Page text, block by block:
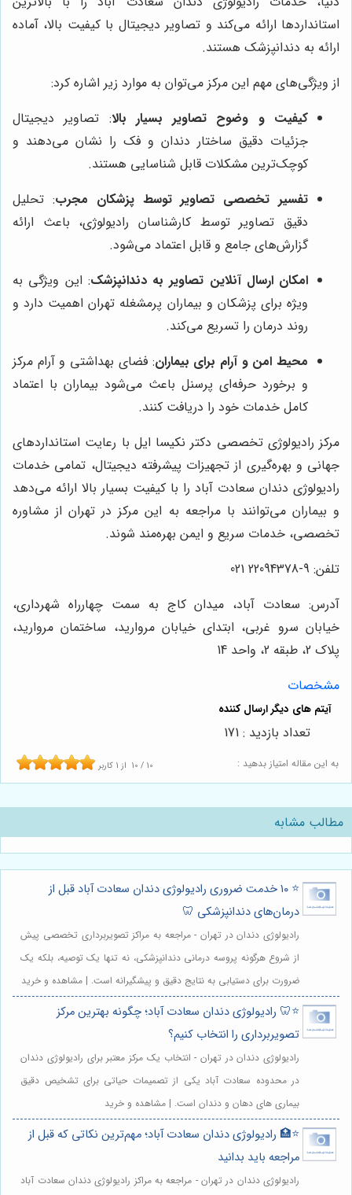
استانداردها ارائه می‌کند و تصاویر دیجیتال با کیفیت بالا، آماده
ارائه به دندانپزشک هستند.
از ویژگی‌های مهم این مرکز می‌توان به موارد زیر اشاره کرد:
کیفیت و وضوح تصاویر بسیار بالا: تصاویر دیجیتال
جزئیات دقیق ساختار دندان و فک را نشان می‌دهند و
کوچک‌ترین مشکلات قابل شناسایی هستند.
تفسیر تخصصی تصاویر توسط پزشکان مجرب: تحلیل
دقیق تصاویر توسط کارشناسان رادیولوژی، باعث ارائه
گزارش‌های جامع و قابل اعتماد می‌شود.
امکان ارسال آنلاین تصاویر به دندانپزشک: این ویژگی به
ویژه برای پزشکان و بیماران پرمشغله تهران اهمیت دارد و
روند درمان را تسریع می‌کند.
محیط امن و آرام برای بیماران: فضای بهداشتی و آرام مرکز
و برخورد حرفه‌ای پرسنل باعث می‌شود بیماران با اعتماد
کامل خدمات خود را دریافت کنند.
مرکز رادیولوژی تخصصی دکتر نکیسا ایل با رعایت استانداردهای
جهانی و بهره‌گیری از تجهیزات پیشرفته دیجیتال، تمامی خدمات
رادیولوژی دندان سعادت آباد را با کیفیت بسیار بالا ارائه می‌دهد
و بیماران می‌توانند با مراجعه به این مرکز در تهران از مشاوره
تخصصی، خدمات سریع و ایمن بهره‌مند شوند.
تلفن: 9-22094378 021
آدرس: سعادت آباد، میدان کاج به سمت چهارراه شهرداری،
خیابان سرو غربی، ابتدای خیابان مروارید، ساختمان مروارید،
پلاک 2، طبقه 2، واحد 14
مشخصات
به این مقاله امتیاز بدهید : 10 / 10 از1 کاربر
تعداد بازدید : 171
مطالب مشابه
⭐️ ۱۰ خدمت ضروری رادیولوژی دندان سعادت آباد قبل از
درمان‌های دندانپزشکی 🦷
رادیولوژی دندان در تهران - مراجعه به مراکز تصویربرداری تخصصی پیش
از شروع هرگونه پروسه درمانی دندانپزشکی، نه تنها یک توصیه، بلکه یک
ضرورت برای دستیابی به نتایج دقیق و پیشگیرانه است. | مشاهده و خرید
⭐️🦷 رادیولوژی دندان سعادت آباد؛ چگونه بهترین مرکز
تصویربرداری را انتخاب کنیم؟
رادیولوژی دندان در تهران - انتخاب یک مرکز معتبر برای رادیولوژی دندان
در محدوده سعادت آباد یکی از تصمیمات حیاتی برای تشخیص دقیق
بیماری های دهان و دندان است. | مشاهده و خرید
⭐️🏥 رادیولوژی دندان سعادت آباد؛ مهم‌ترین نکاتی که قبل از
مراجعه باید بدانید
رادیولوژی دندان در تهران - مراجعه به مراکز رادیولوژی دندان سعادت آباد